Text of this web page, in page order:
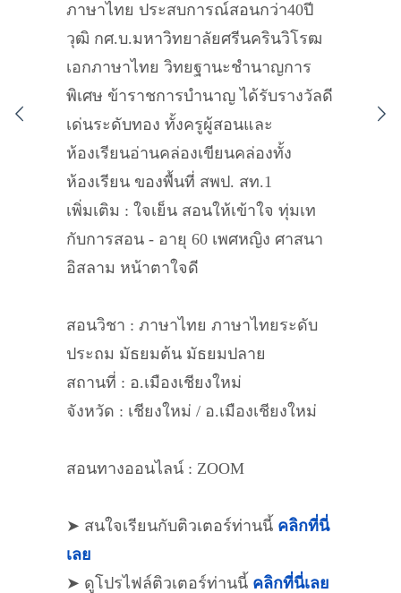
ภาษาไทย ประสบการณ์สอนกว่า40ปี
วุฒิ กศ.บ.มหาวิทยาลัยศรีนครินวิโรฒ
เอกภาษาไทย วิทยฐานะชำนาญการ
พิเศษ ข้าราชการบำนาญ ได้รับรางวัลดี
เด่นระดับทอง ทั้งครูผู้สอนและ
ห้องเรียนอ่านคล่องเขียนคล่องทั้ง
ห้องเรียน ของพื้นที่ สพป. สท.1
เพิ่มเติม : ใจเย็น สอนให้เข้าใจ ทุ่มเท
กับการสอน - อายุ 60 เพศหญิง ศาสนา
อิสลาม หน้าตาใจดี
สอนวิชา : ภาษาไทย ภาษาไทยระดับ
ประถม มัธยมต้น มัธยมปลาย
สถานที่ : อ.เมืองเชียงใหม่
จังหวัด : เชียงใหม่ / อ.เมืองเชียงใหม่
สอนทางออนไลน์ : ZOOM
➤ สนใจเรียนกับติวเตอร์ท่านนี้ คลิกที่นี่
เลย
➤ ดูโปรไฟล์ติวเตอร์ท่านนี้ คลิกที่นี่เลย